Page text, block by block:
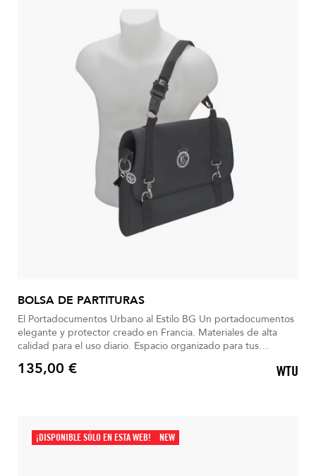
BOLSA DE PARTITURAS
El Portadocumentos Urbano al Estilo BG Un portadocumentos
elegante y protector creado en Francia. Materiales de alta
calidad para el uso diario. Espacio organizado para tus
para llaves integrados. Ligero y resistente, perfecto para todos
Precio
135,00 € WTU
¡DISPONIBLE SÓLO EN ESTA WEB! NEW